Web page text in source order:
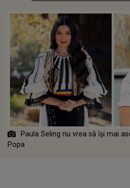
Paula Seling nu vrea să îşi mai
Popa